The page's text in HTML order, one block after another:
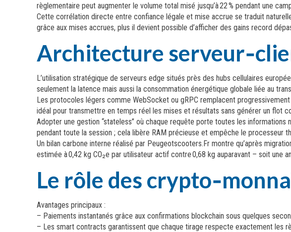
règlementaire peut augmenter le volume total misé jusqu’à 22 % pendant une
Cette corrélation directe entre confiance légale et mise accrue se traduit
grâce aux mises accrues, plus il devient possible d’afficher des gains record
Architecture
L’utilisation stratégique de serveurs edge situés près des hubs cellulaires
seulement la latence mais aussi la consommation énergétique globale liée au
Les protocoles légers comme WebSocket ou gRPC remplacent
idéal pour transmettre en temps réel les mises et résultats sans générer un flot
Adopter une gestion “stateless” où chaque requête porte toutes les
pendant toute la session ; cela libère RAM précieuse et empêche le processeur
Un bilan carbone interne réalisé par Peugeotscooters.Fr montre qu’après
estimée à 0,42 kg CO₂e par utilisateur actif contre 0,68 kg auparavant – soit une
Le rôle des
Avantages principaux :
– Paiements instantanés grâce aux confirmations blockchain sous quelques
– Les smart contracts garantissent que chaque tirage respecte exactement les